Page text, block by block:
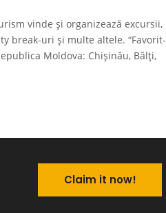
vinde și organizează excursii,
break-uri și multe altele. “Favorit-
Moldova: Chișinău, Bălți,
Claim it now!